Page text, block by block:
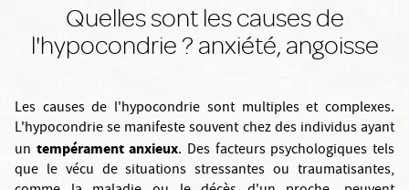
Quelles sont les causes de
l'hypocondrie ? anxiété, angoisse
Les causes de l'hypocondrie sont multiples et complexes.
L'hypocondrie se manifeste souvent chez des individus ayant
un tempérament anxieux. Des facteurs psychologiques tels
que le vécu de situations stressantes ou traumatisantes,